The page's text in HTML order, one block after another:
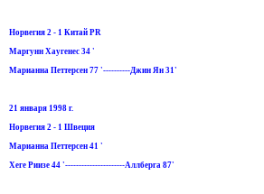
Норвегия 2 - 1 Китай PR
Маргунн Хаугенес 34 '
Марианна Петтерсен 77 '----------Джин Ян 31'
21 января 1998 г.
Норвегия 2 - 1 Швеция
Марианна Петтерсен 41 '
Хеге Риизе 44 '----------------------Аллберга 87'